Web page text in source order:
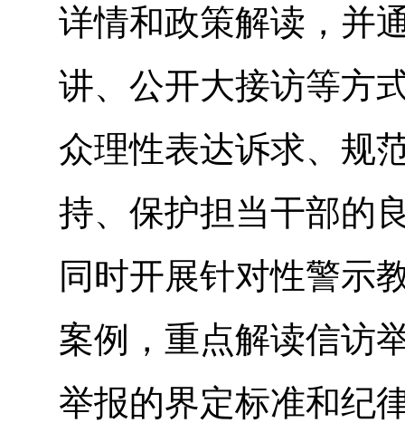
详情和政策解读，并
讲、公开大接访等方
众理性表达诉求、规
持、保护担当干部的
同时开展针对性警示
案例，重点解读信访
举报的界定标准和纪